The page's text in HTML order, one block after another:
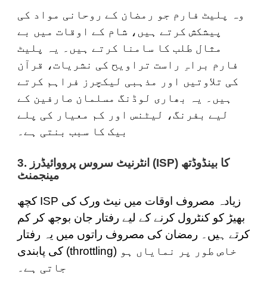
وہ پلیٹ فارم جو رمضان کے روحانی مواد کی
پیشکش کرتے ہیں، شام کے اوقات میں بے
مثال طلب کا سامنا کرتے ہیں۔ یہ پلیٹ
فارم براہِ راست تراویح کی نشریات، قرآن
کی تلاوتیں اور مذہبی لیکچرز فراہم کرتے
ہیں۔ یہ بھاری لوڈنگ مسلمان صارفین کے
لیے بفرنگ، لیٹنس اور کم معیار کی پلے
بیک کا سبب بنتی ہے۔
(ISP) کا بینڈوڈتھ
مینجمنٹ
کچھ ISP زیادہ مصروف اوقات میں نیٹ ورک کی
بھیڑ کو کنٹرول کرنے کے لیے رفتار جان بوجھ کر کم
کرتے ہیں۔ رمضان کی مصروف راتوں میں یہ رفتار
کی پابندی (throttling) خاص طور پر نمایاں ہو
جاتی ہے۔